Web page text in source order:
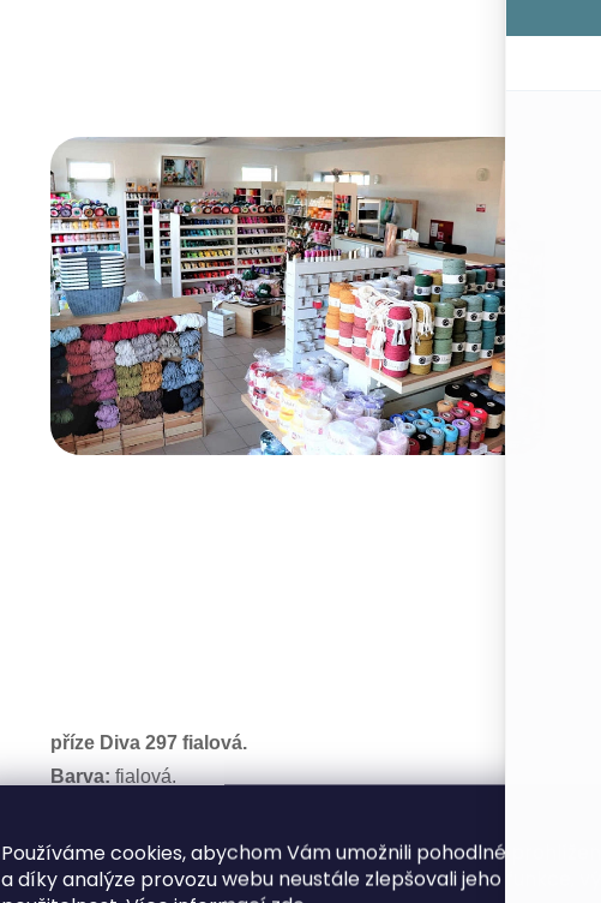
Používáme cookies, abychom Vám umožnili pohodlné prohlížení
a díky analýze provozu webu neustále zlepšovali jeho funkce,
příze Diva 297 fialová.
Barva:fialová.
Návin:
cca 350 m / 100 g.
Jehlice:2,5 - 3,5.